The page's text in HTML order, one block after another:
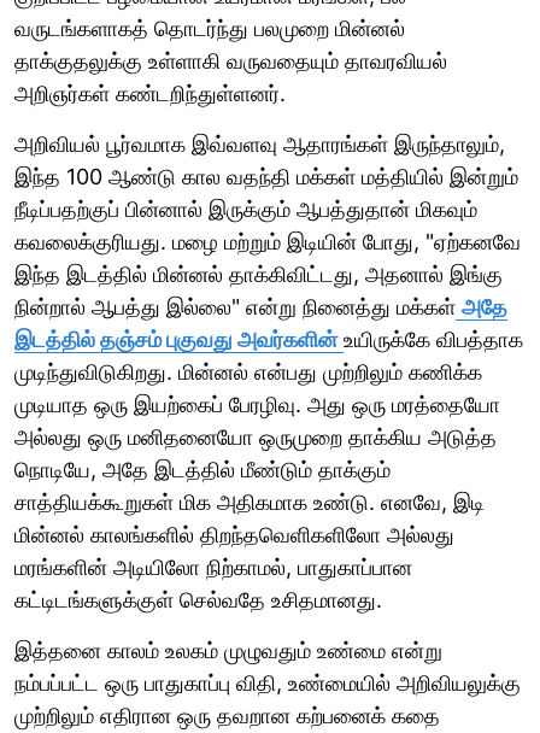
வருடங்களாகத் தொடர்ந்து பலமுறை மின்னல்
தாக்குதலுக்கு உள்ளாகி வருவதையும் தாவரவியல்
அறிஞர்கள் கண்டறிந்துள்ளனர்.
அறிவியல் பூர்வமாக இவ்வளவு ஆதாரங்கள் இருந்தாலும்,
இந்த 100 ஆண்டு கால வதந்தி மக்கள் மத்தியில் இன்றும்
நீடிப்பதற்குப் பின்னால் இருக்கும் ஆபத்துதான் மிகவும்
கவலைக்குரியது. மழை மற்றும் இடியின் போது, "ஏற்கனவே
இந்த இடத்தில் மின்னல் தாக்கிவிட்டது, அதனால் இங்கு
நின்றால் ஆபத்து இல்லை" என்று நினைத்து மக்கள் அதே
இடத்தில் தஞ்சம் புகுவது அவர்களின் உயிருக்கே விபத்தாக
முடிந்துவிடுகிறது. மின்னல் என்பது முற்றிலும் கணிக்க
முடியாத ஒரு இயற்கைப் பேரழிவு. அது ஒரு மரத்தையோ
அல்லது ஒரு மனிதனையோ ஒருமுறை தாக்கிய அடுத்த
நொடியே, அதே இடத்தில் மீண்டும் தாக்கும்
சாத்தியக்கூறுகள் மிக அதிகமாக உண்டு. எனவே, இடி
மின்னல் காலங்களில் திறந்தவெளிகளிலோ அல்லது
மரங்களின் அடியிலோ நிற்காமல், பாதுகாப்பான
கட்டிடங்களுக்குள் செல்வதே உசிதமானது.
இத்தனை காலம் உலகம் முழுவதும் உண்மை என்று
நம்பப்பட்ட ஒரு பாதுகாப்பு விதி, உண்மையில் அறிவியலுக்கு
முற்றிலும் எதிரான ஒரு தவறான கற்பனைக் கதை